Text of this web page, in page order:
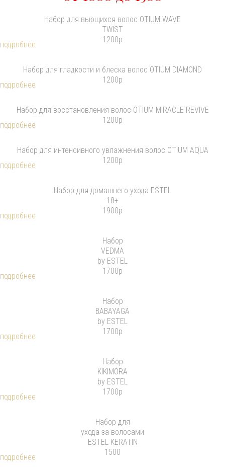
Набор для вьющихся волос OTIUM WAVE
TWIST
1200р
подробнее
Набор для гладкости и блеска волос OTIUM DIAMOND
1200р
подробнее
Набор для восстановления волос OTIUM MIRACLE REVIVE
1200р
подробнее
Набор для интенсивного увлажнения волос OTIUM AQUA
1200р
подробнее
Набор для домашнего ухода ESTEL
18+
1900р
подробнее
Набор
VEDMA
by ESTEL
1700р
подробнее
Набор
BABAYAGA
by ESTEL
1700р
подробнее
Набор
KIKIMORA
by ESTEL
1700р
подробнее
Набор для
ухода за волосами
ESTEL KERATIN
1500
подробнее